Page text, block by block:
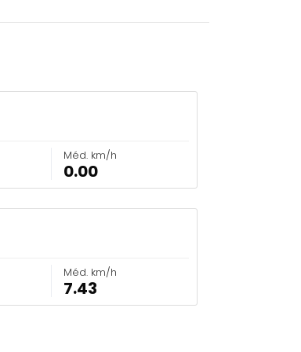
Méd. km/h
0.00
Méd. km/h
7.43